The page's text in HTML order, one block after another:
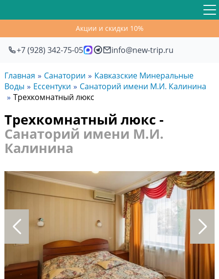
Акции и скидки 10%
+7 (928) 342-75-05 info@new-trip.ru
Главная Санатории
Кавказские Минеральные
Воды
Ессентуки
Санаторий имени М.И. Калинина
Трехкомнатный люкс
Трехкомнатный люкс -
Санаторий имени М.И.
Калинина
Previous Next